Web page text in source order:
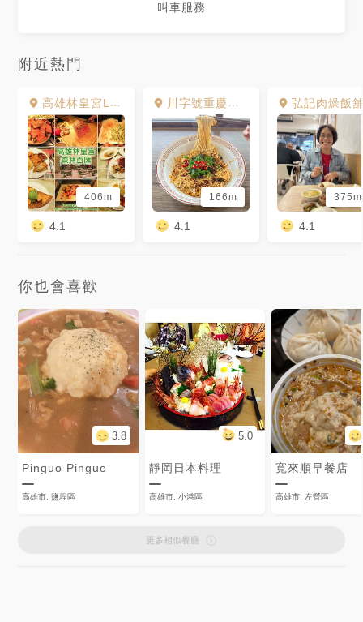
叫車服務
附近熱門
高雄林皇宮LV森林百匯
406m
4.1
川字號重慶小麵
166m
4.1
弘記肉燥飯
375m
4.1
你也會喜歡
3.8
Pinguo Pinguo
高雄市, 鹽埕區
5.0
靜岡日本料理
高雄市, 小港區
寬來順早餐店
高雄市, 左營區
更多相似餐廳